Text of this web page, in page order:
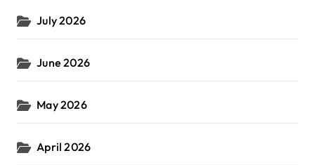
July 2026
June 2026
May 2026
April 2026